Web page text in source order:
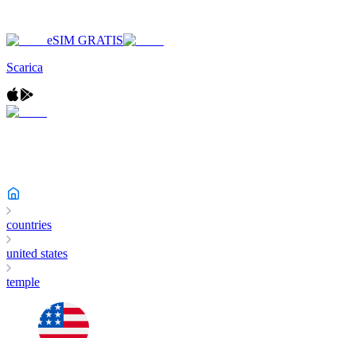
eSIM GRATIS
Scarica
countries
united states
temple